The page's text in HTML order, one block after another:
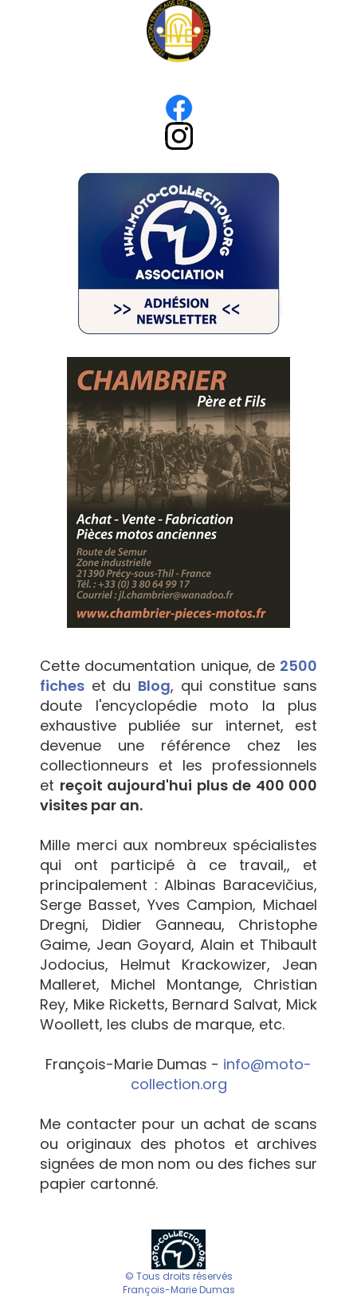
Cette documentation unique, de 2500
fiches et du Blog, qui constitue sans
doute l'encyclopédie moto la plus
exhaustive publiée sur internet, est
devenue une référence chez les
collectionneurs et les professionnels
et reçoit aujourd'hui plus de 400 000
visites par an.
Mille merci aux nombreux spécialistes
qui ont participé à ce travail,, et
principalement : Albinas Baracevičius,
Serge Basset, Yves Campion, Michael
Dregni, Didier Ganneau, Christophe
Gaime, Jean Goyard, Alain et Thibault
Jodocius, Helmut Krackowizer, Jean
Malleret, Michel Montange, Christian
Rey, Mike Ricketts, Bernard Salvat, Mick
Woollett, les clubs de marque, etc.
François-Marie Dumas - info@moto-
collection.org
Me contacter pour un achat de scans
ou originaux des photos et archives
signées de mon nom ou des fiches sur
papier cartonné.
© Tous droits réservés
François-Marie Dumas